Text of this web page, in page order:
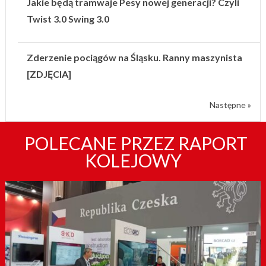
Twist 3.0 Swing 3.0
Zderzenie pociągów na Śląsku. Ranny maszynista
[ZDJĘCIA]
Następne »
POLECANE PRZEZ RAPORT
KOLEJOWY